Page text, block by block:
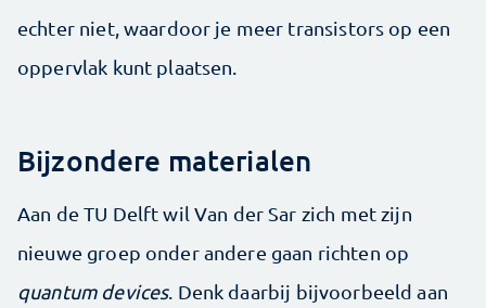
echter niet, waardoor je meer transistors op een
oppervlak kunt plaatsen.
Bijzondere materialen
Aan de TU Delft wil Van der Sar zich met zijn
nieuwe groep onder andere gaan richten op
quantum devices. Denk daarbij bijvoorbeeld aan